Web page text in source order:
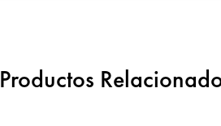
Productos